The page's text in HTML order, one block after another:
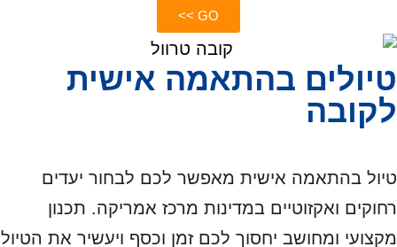
GO >>
טיולים בהתאמה אישית
לקובה
טיול בהתאמה אישית מאפשר לכם לבחור יעדים
רחוקים ואקזוטיים במדינות מרכז אמריקה. תכנון
מקצועי ומחושב יחסוך לכם זמן וכסף ויעשיר את הטיול